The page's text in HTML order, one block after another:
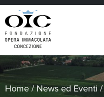
Home /News ed Eventi /